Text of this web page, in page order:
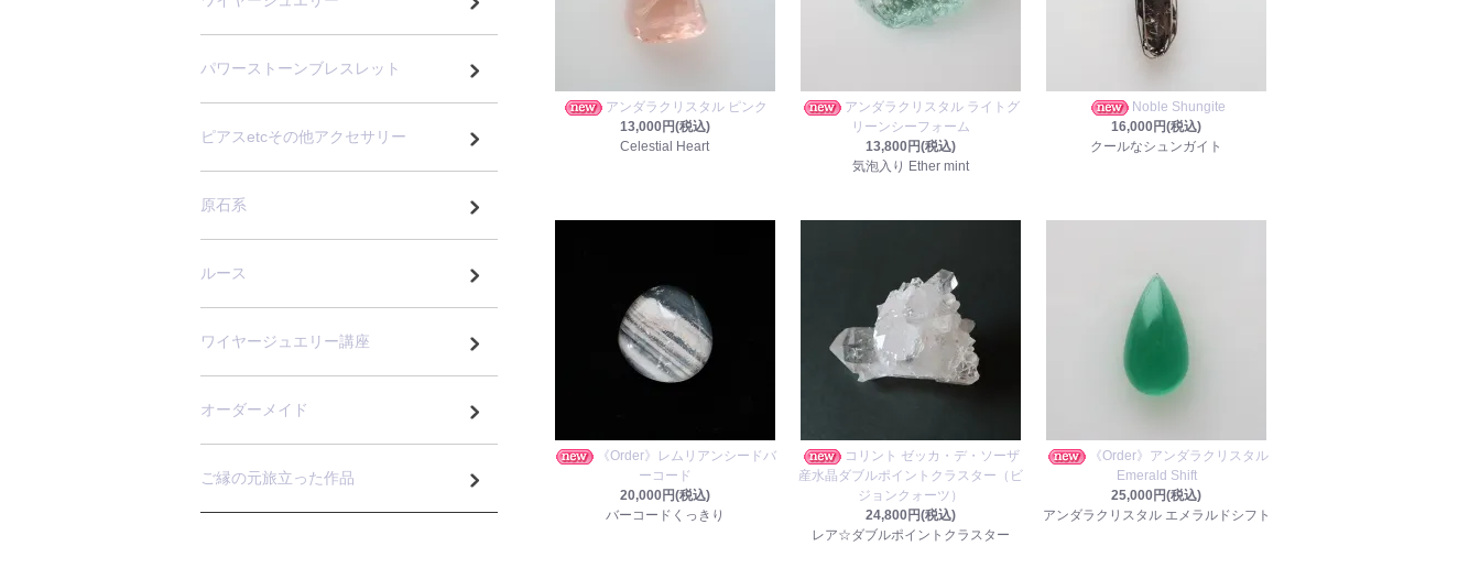
アンダラクリスタル ピンク
13,000円(税込)
Celestial Heart
アンダラクリスタル ライトグ
リーンシーフォーム
13,800円(税込)
気泡入り Ether mint
Noble Shungite
16,000円(税込)
クールなシュンガイト
《Order》レムリアンシードバ
ーコード
20,000円(税込)
バーコードくっきり
コリント ゼッカ・デ・ソーザ
産水晶ダブルポイントクラスター（ビ
ジョンクォーツ）
24,800円(税込)
レア☆ダブルポイントクラスター
《Order》アンダラクリスタル
Emerald Shift
25,000円(税込)
アンダラクリスタル エメラルドシフト
パワーストーンブレスレット
ピアスetcその他アクセサリー
原石系
ルース
ワイヤージュエリー講座
オーダーメイド
ご縁の元旅立った作品